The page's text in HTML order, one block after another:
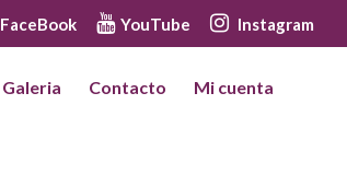
FaceBook YouTube Instagram
Galeria Contacto Mi cuenta